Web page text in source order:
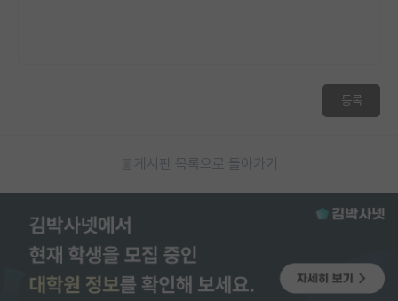
등록
게시판 목록으로 돌아가기